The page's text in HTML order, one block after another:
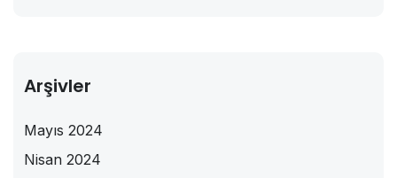
Arşivler
Mayıs 2024
Nisan 2024